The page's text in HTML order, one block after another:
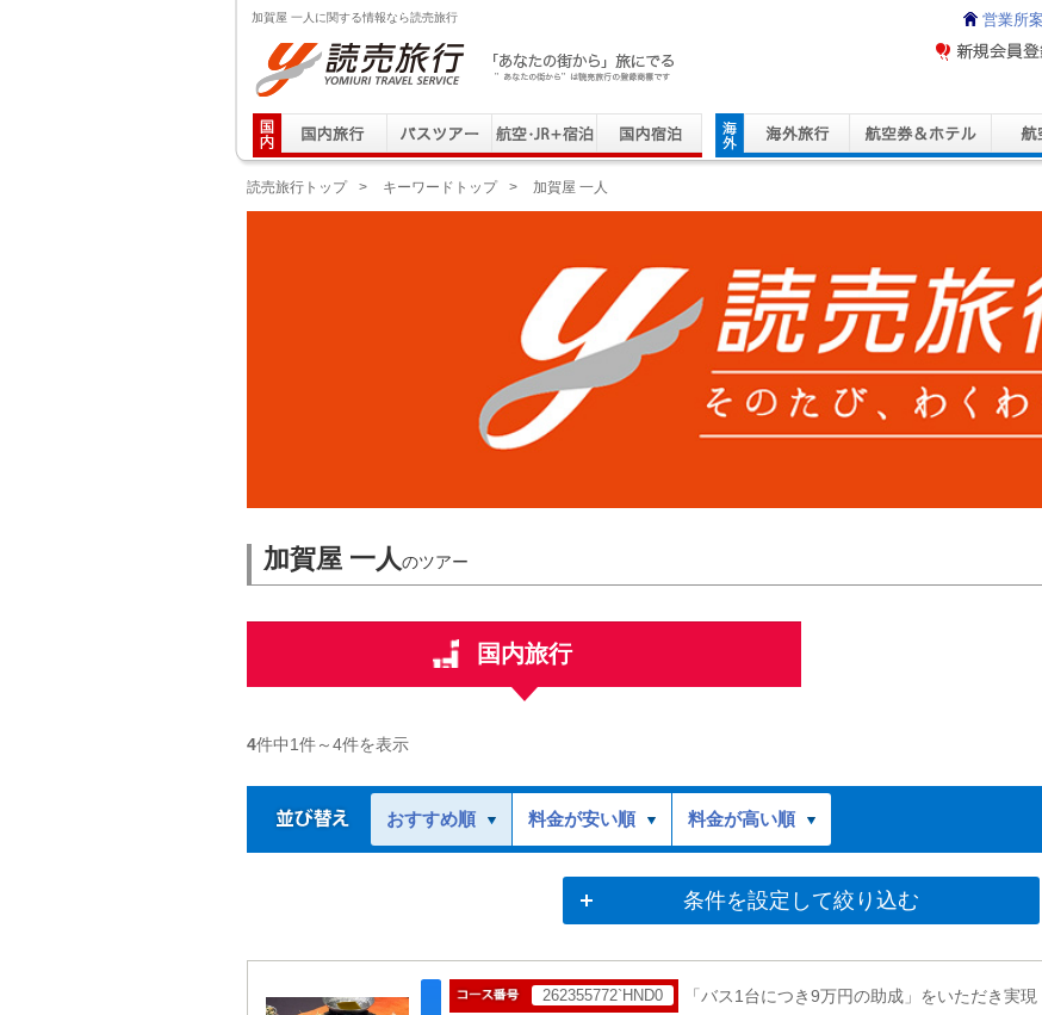
加賀屋 一人に関する情報なら読売旅行
読売旅行 「あなたの街から」旅にでる｜Yomiuri Travel Service
営業所
読売旅行トップ > キーワードトップ > 加賀屋 一人
加賀屋 一人のツアー
国内旅行
4件中1件～4件を表示
おすすめ順 料金が安い順 料金が高い順
条件を設定して絞り込む
262355772`HND0 「バス1台につき9万円の助成」をいただき実